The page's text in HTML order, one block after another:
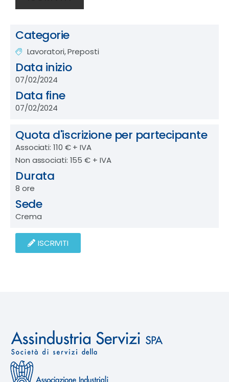
Categorie
Lavoratori, Preposti
Data inizio
07/02/2024
Data fine
07/02/2024
Quota d'iscrizione per partecipante
Associati: 110 € + IVA
Non associati: 155 € + IVA
Durata
8 ore
Sede
Crema
ISCRIVITI